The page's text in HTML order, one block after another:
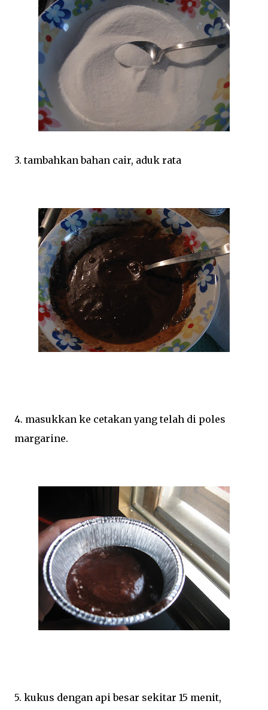
3. tambahkan bahan cair, aduk rata
4. masukkan ke cetakan yang telah di poles
margarine.
5. kukus dengan api besar sekitar 15 menit,